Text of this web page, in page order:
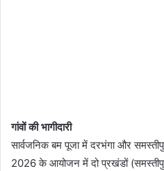
गांवों की भागीदारी
सार्वजनिक बम पूजा में दरभंगा और
2026 के आयोजन में दो प्रखंडों